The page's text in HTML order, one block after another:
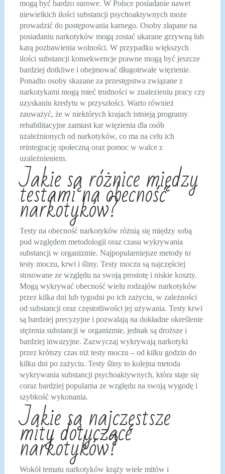
mogą być bardzo surowe. W Polsce posiadanie nawet
niewielkich ilości substancji psychoaktywnych może
prowadzić do postępowania karnego. Osoby złapane na
posiadaniu narkotyków mogą zostać ukarane grzywną lub
karą pozbawienia wolności. W przypadku większych
ilości substancji konsekwencje prawne mogą być jeszcze
bardziej dotkliwe i obejmować długotrwałe więzienie.
Ponadto osoby skazane za przestępstwa związane z
narkotykami mogą mieć trudności w znalezieniu pracy czy
uzyskaniu kredytu w przyszłości. Warto również
zauważyć, że w niektórych krajach istnieją programy
rehabilitacyjne zamiast kar więzienia dla osób
uzależnionych od narkotyków, co ma na celu ich
reintegrację społeczną oraz pomoc w walce z
uzależnieniem.
Jakie są różnice między
testami na obecność
narkotyków?
Testy na obecność narkotyków różnią się między sobą
pod względem metodologii oraz czasu wykrywania
substancji w organizmie. Najpopularniejsze metody to
testy moczu, krwi i śliny. Testy moczu są najczęściej
stosowane ze względu na swoją prostotę i niskie koszty.
Mogą wykrywać obecność wielu rodzajów narkotyków
przez kilka dni lub tygodni po ich zażyciu, w zależności
od substancji oraz częstotliwości jej używania. Testy krwi
są bardziej precyzyjne i pozwalają na dokładne określenie
stężenia substancji w organizmie, jednak są droższe i
bardziej inwazyjne. Zazwyczaj wykrywają narkotyki
przez krótszy czas niż testy moczu – od kilku godzin do
kilku dni po zażyciu. Testy śliny to kolejna metoda
wykrywania substancji psychoaktywnych, która staje się
coraz bardziej popularna ze względu na swoją wygodę i
szybkość wykonania.
Jakie są najczęstsze
mity dotyczące
narkotyków?
Wokół tematu narkotyków krąży wiele mitów i